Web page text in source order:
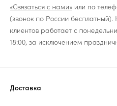
«Связаться с нами» или по
(звонок по России
клиентов работает с
18:00, за исключением
Доставка